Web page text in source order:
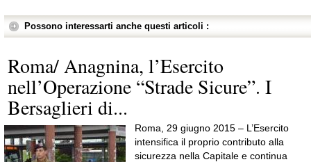
Possono interessarti anche questi articoli :
Roma/ Anagnina, l’Esercito
nell’Operazione “Strade Sicure”. I
Bersaglieri di...
Roma, 29 giugno 2015 – L’Esercito
intensifica il proprio contributo alla
sicurezza nella Capitale e continua